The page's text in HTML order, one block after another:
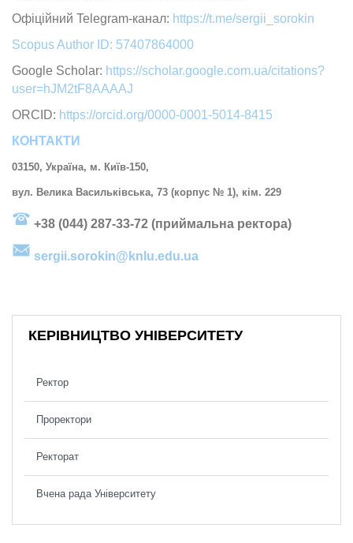
Офіційний Telegram-канал: https://t.me/sergii_sorokin
Scopus Author ID: 57407864000
Google Scholar: https://scholar.google.com.ua/citations?
user=hJM2tF8AAAAJ
ORCID: https://orcid.org/0000-0001-5014-8415
КОНТАКТИ
03150, Україна, м. Київ-150,
вул. Велика Васильківська, 73 (корпус № 1), кім. 229
+38 (044) 287-33-72 (приймальна ректора)
sergii.sorokin@knlu.edu.ua
КЕРІВНИЦТВО УНІВЕРСИТЕТУ
Ректор
Проректори
Ректорат
Вчена рада Університету